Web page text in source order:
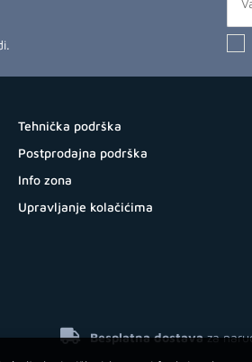
Tehnička podrška
Postprodajna podrška
Info zona
Upravljanje kolačićima
Besplatna dostavaza